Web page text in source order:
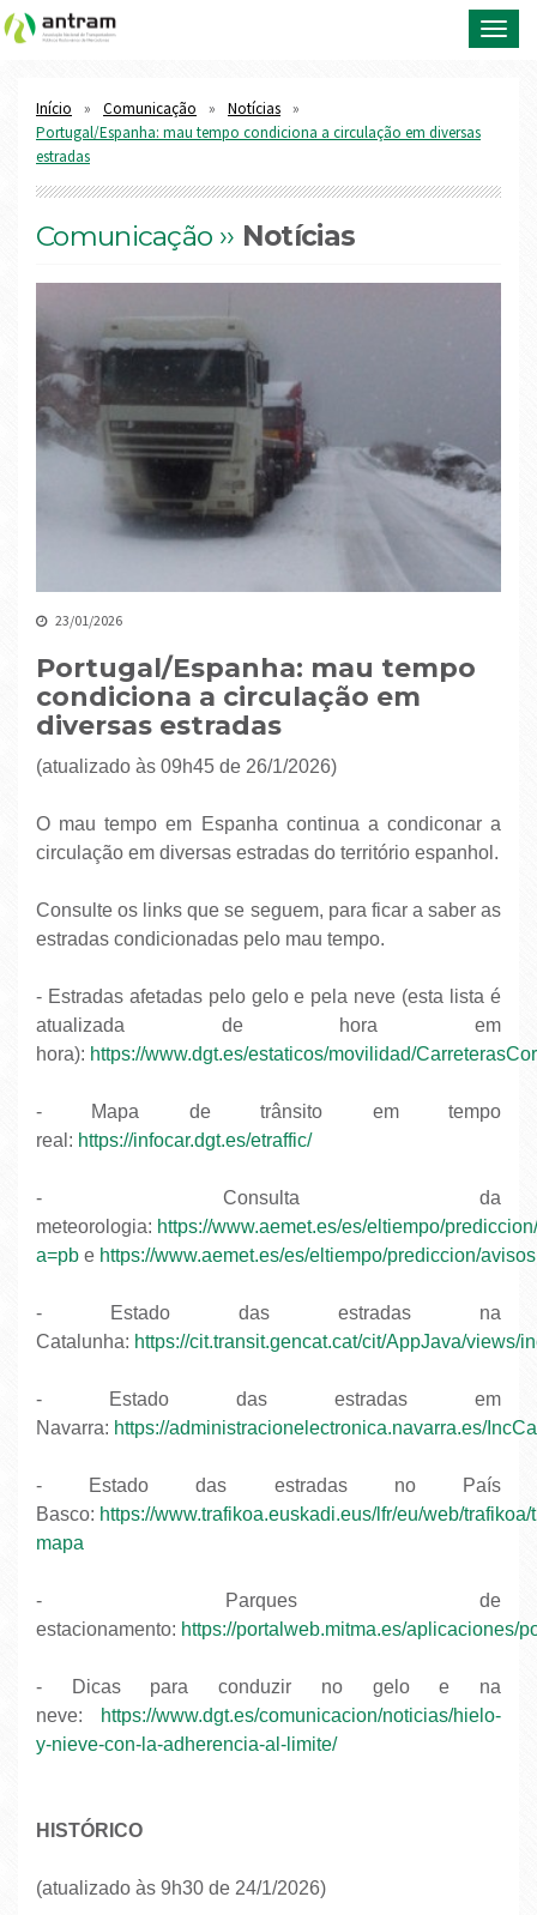
Início Comunicação
Notícias
Portugal/Espanha: mau tempo condiciona a circulação em diversas
estradas
Comunicação ›› Notícias
23/01/2026
Portugal/Espanha: mau tempo
condiciona a circulação em
diversas estradas
(atualizado às 09h45 de 26/1/2026)
O mau tempo em Espanha continua a condiconar a
circulação em diversas estradas do território espanhol.
Consulte os links que se seguem, para ficar a saber as
estradas condicionadas pelo mau tempo.
- Estradas afetadas pelo gelo e pela neve (esta lista é
atualizada de hora em
hora): https://www.dgt.es/estaticos/movilidad/
- Mapa de trânsito em tempo
real: https://infocar.dgt.es/etraffic/
- Consulta da
meteorologia: https://www.aemet.es/es/eltiempo/
a=pb e https://www.aemet.es/es/eltiempo/prediccion/avisos
- Estado das estradas na
Catalunha: https://cit.transit.gencat.cat/cit/AppJava/views/
- Estado das estradas em
Navarra: https://administracionelectronica.navarra.es/
- Estado das estradas no País
Basco: https://www.trafikoa.euskadi.eus/lfr/eu/web/trafikoa/
mapa
- Parques de
estacionamento: https://portalweb.mitma.es/aplicaciones/
- Dicas para conduzir no gelo e na
neve:
https://www.dgt.es/comunicacion/noticias/hielo-
y-nieve-con-la-adherencia-al-limite/
HISTÓRICO
(atualizado às 9h30 de 24/1/2026)